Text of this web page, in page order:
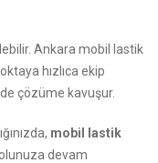
Ankara mobil lastik
hızlıca ekip
çözüme kavuşur.
mobil lastik
devam